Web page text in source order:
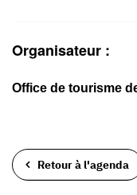
Organisateur :
Office de tourisme
Retour à l'agenda